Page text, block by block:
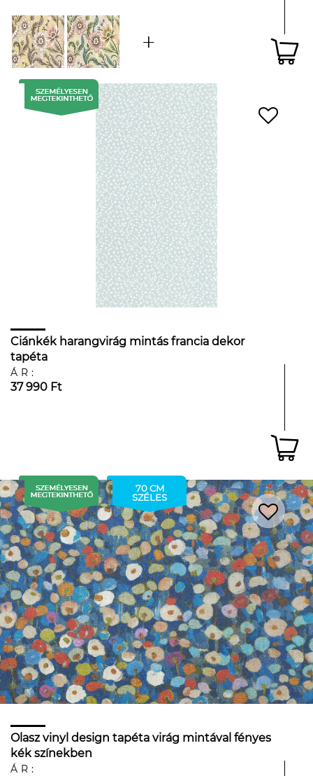
Ciánkék harangvirág mintás francia dekor
tapéta
ÁR:
37 990 Ft
70 CM
SZÉLES
Olasz vinyl design tapéta virág mintával fényes
kék színekben
ÁR: